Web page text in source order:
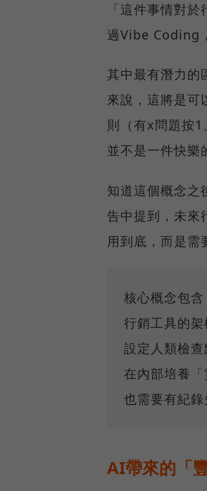
「這件事情對
過Vibe Coding
其中最有潛力的
來說，這將是可
則（有x問題按
並不是一件快樂
知道這個概念之
告中提到，未來
用到底，而是需
核心概念包含
行銷工具的架
設定人類檢
在內部培養
也需要有紀錄
AI帶來的「